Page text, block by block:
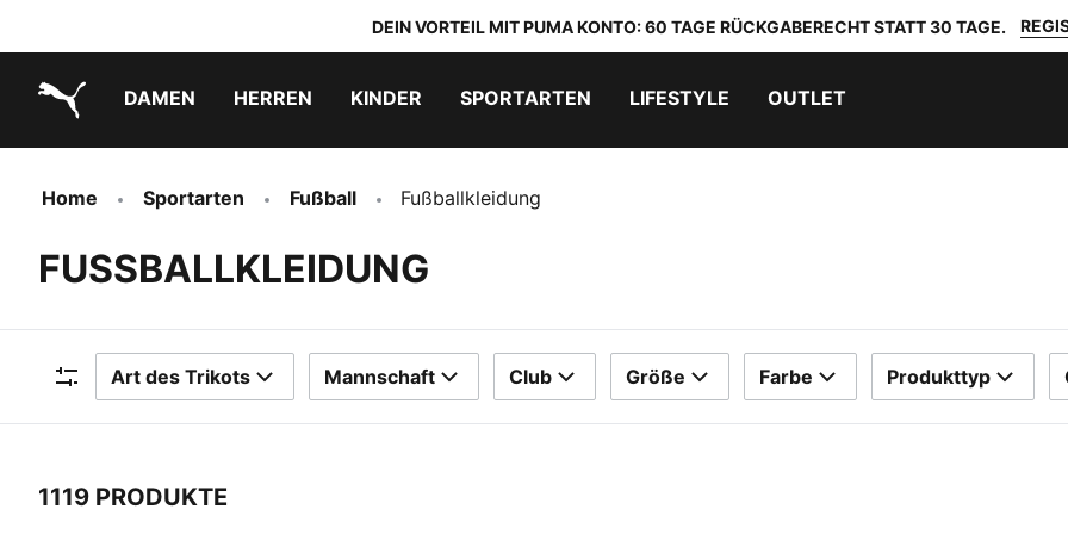
DEIN VORTEIL MIT PUMA KONTO: 60 TAGE RÜCKGABERECHT STATT 30 TAGE.
DAMEN HERREN KINDER SPORTARTEN LIFESTYLE OUTLET
Home Sportarten Fußball Fußballkleidung
FUSSBALLKLEIDUNG
Filter
Art des Trikots Mannschaft Club Größe Farbe Produkttyp
1119 PRODUKTE